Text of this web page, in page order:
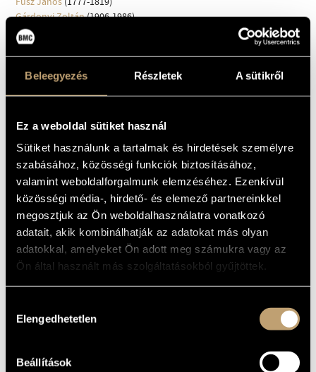
Beleegyezés Részletek A sütikről
Ez a weboldal sütiket használ
Sütiket használunk a tartalmak és hirdetések személyre
szabásához, közösségi funkciók biztosításához,
valamint weboldalforgalmunk elemzéséhez. Ezenkívül
közösségi média-, hirdető- és elemező partnereinkkel
megosztjuk az Ön weboldalhasználatra vonatkozó
adatait, akik kombinálhatják az adatokat más olyan
adatokkal, amelyeket Ön adott meg számukra vagy az
Ön által használt más szolgáltatásokból gyűjtöttek.
kiválasztása
Elengedhetetlen
Beállítások
Gárdonyi Zoltán(1906-1986)
Horusitzky Zoltán
Hubay Jenő
Huszár Lajos(1948)
Istvánffy Benedek
(1733-1778)
Kadosa Pál
(1903-1983)
Kósa György(1897-1984)
Kurtág György (1926)
Lavotta János(1764-1820)
Lendvay Kamilló (1928-2016)
Maros Rudolf
(1917-1982)
Mihalovich Ödön(1842-1929)
Mosonyi Mihály(1815-1870)
Orbán György(1947)
Petrovics Emil(1930-2011)
Sári József (1935)
Soproni József(1930-2021)
Szokolay Sándor